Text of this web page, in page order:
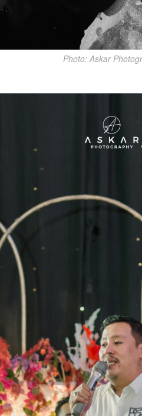
Photo: Askar